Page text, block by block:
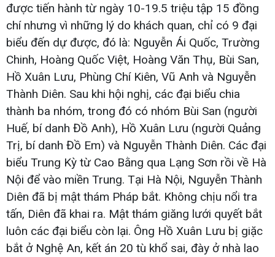
được tiến hành từ ngày 10-19.5 triệu tập 15 đồng
chí nhưng vì những lý do khách quan, chỉ có 9 đại
biểu đến dự được, đó là: Nguyễn Ái Quốc, Trường
Chinh, Hoàng Quốc Việt, Hoàng Văn Thụ, Bùi San,
Hồ Xuân Lưu, Phùng Chí Kiên, Vũ Anh và Nguyễn
Thành Diên. Sau khi hội nghị, các đại biểu chia
thành ba nhóm, trong đó có nhóm Bùi San (người
Huế, bí danh Đồ Anh), Hồ Xuân Lưu (người Quảng
Trị, bí danh Đồ Em) và Nguyễn Thành Diên. Các đại
biểu Trung Kỳ từ Cao Bằng qua Lạng Sơn rồi về Hà
Nội để vào miền Trung. Tại Hà Nội, Nguyễn Thành
Diên đã bị mật thám Pháp bắt. Không chịu nổi tra
tấn, Diên đã khai ra. Mật thám giăng lưới quyết bắt
luôn các đại biểu còn lại. Ông Hồ Xuân Lưu bị giặc
bắt ở Nghệ An, kết án 20 tù khổ sai, đày ở nhà lao